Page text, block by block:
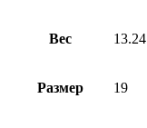
Вес 13.24
Размер 19